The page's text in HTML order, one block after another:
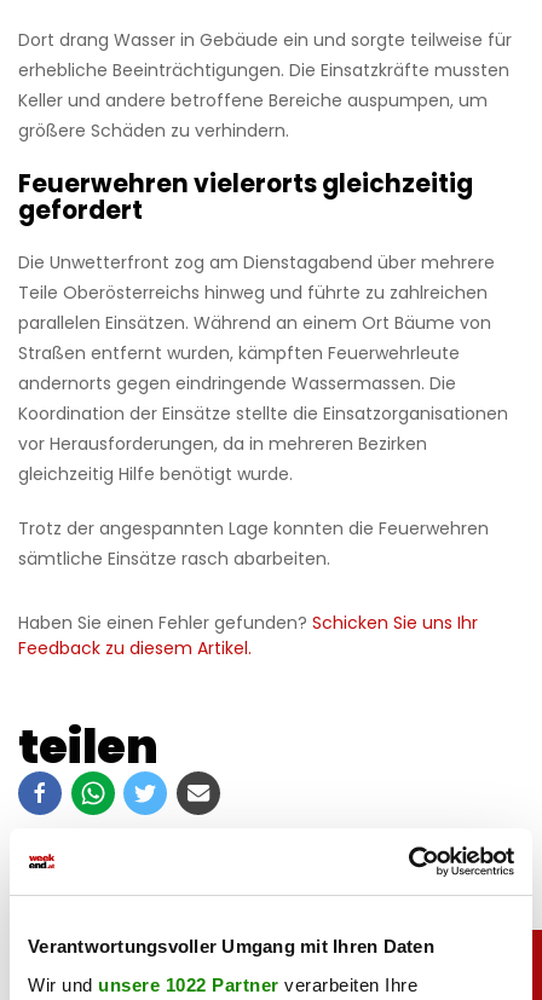
Verantwortungsvoller Umgang mit Ihren Daten
Wir und unsere 1022 Partner verarbeiten Ihre
Dort drang Wasser in Gebäude ein und sorgte teilweise für
erhebliche Beeinträchtigungen. Die Einsatzkräfte mussten
Keller und andere betroffene Bereiche auspumpen, um
größere Schäden zu verhindern.
Feuerwehren vielerorts gleichzeitig
gefordert
Die Unwetterfront zog am Dienstagabend über mehrere
Teile Oberösterreichs hinweg und führte zu zahlreichen
parallelen Einsätzen. Während an einem Ort Bäume von
Straßen entfernt wurden, kämpften Feuerwehrleute
andernorts gegen eindringende Wassermassen. Die
Koordination der Einsätze stellte die Einsatzorganisationen
vor Herausforderungen, da in mehreren Bezirken
gleichzeitig Hilfe benötigt wurde.
Trotz der angespannten Lage konnten die Feuerwehren
sämtliche Einsätze rasch abarbeiten.
Haben Sie einen Fehler gefunden? Schicken Sie uns Ihr
Feedback zu diesem Artikel.
teilen